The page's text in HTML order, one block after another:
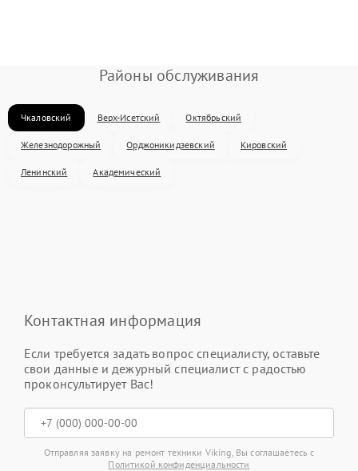
Районы обслуживания
Чкаловский Верх-Исетский Октябрьский
Железнодорожный Орджоникидзевский Кировский
Ленинский Академический
Контактная информация
Если требуется задать вопрос специалисту, оставьте
свои данные и дежурный специалист с радостью
проконсультирует Вас!
Отправляя заявку на ремонт техники Viking, Вы соглашаетесь с
Политикой конфиденциальности